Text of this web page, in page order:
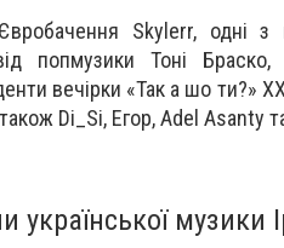
Skylerr, одні з
попмузики Тоні Браско,
вечірки «Так а шо ти?»
Di_Si, Егор, Adel Asanty
музики